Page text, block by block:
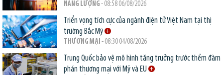
NĂNG LƯỢNG - 08:58 06/08/2026
Triển vọng tích cực của ngành điện tử Việt Nam tại thị
trường Bắc Mỹ
THƯƠNG MẠI - 08:30 04/08/2026
Trung Quốc bảo vệ mô hình tăng trưởng trước thềm đàm
phán thương mại với Mỹ và EU